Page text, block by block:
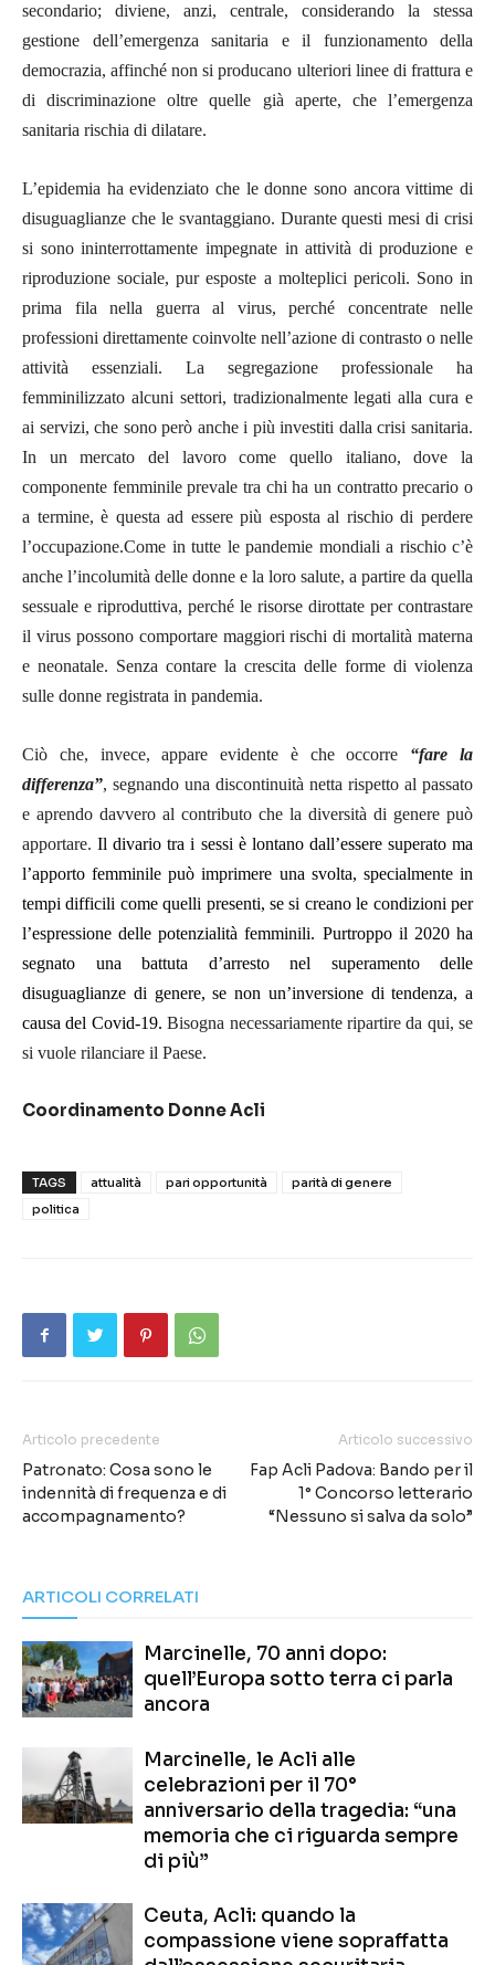
secondario; diviene, anzi, centrale, considerando la stessa
gestione dell’emergenza sanitaria e il funzionamento della
democrazia, affinché non si producano ulteriori linee di frattura e
di discriminazione oltre quelle già aperte, che l’emergenza
sanitaria rischia di dilatare.
L’epidemia ha evidenziato che le donne sono ancora vittime di
disuguaglianze che le svantaggiano. Durante questi mesi di crisi
si sono ininterrottamente impegnate in attività di produzione e
riproduzione sociale, pur esposte a molteplici pericoli. Sono in
prima fila nella guerra al virus, perché concentrate nelle
professioni direttamente coinvolte nell’azione di contrasto o nelle
attività essenziali. La segregazione professionale ha
femminilizzato alcuni settori, tradizionalmente legati alla cura e
ai servizi, che sono però anche i più investiti dalla crisi sanitaria.
In un mercato del lavoro come quello italiano, dove la
componente femminile prevale tra chi ha un contratto precario o
a termine, è questa ad essere più esposta al rischio di perdere
l’occupazione.Come in tutte le pandemie mondiali a rischio c’è
anche l’incolumità delle donne e la loro salute, a partire da quella
sessuale e riproduttiva, perché le risorse dirottate per contrastare
il virus possono comportare maggiori rischi di mortalità materna
e neonatale. Senza contare la crescita delle forme di violenza
sulle donne registrata in pandemia.
Ciò che, invece, appare evidente è che occorre “fare la
differenza”, segnando una discontinuità netta rispetto al passato
e aprendo davvero al contributo che la diversità di genere può
apportare. Il divario tra i sessi è lontano dall’essere superato ma
l’apporto femminile può imprimere una svolta, specialmente in
tempi difficili come quelli presenti, se si creano le condizioni per
l’espressione delle potenzialità femminili. Purtroppo il 2020 ha
segnato una battuta d’arresto nel superamento delle
disuguaglianze di genere, se non un’inversione di tendenza, a
causa del Covid-19. Bisogna necessariamente ripartire da qui, se
si vuole rilanciare il Paese.
Coordinamento Donne Acli
TAGS attualità pari opportunità
parità di genere
politica
Articolo precedente
Patronato: Cosa sono le
indennità di frequenza e di
accompagnamento?
Articolo successivo
Fap Acli Padova: Bando per il
1° Concorso letterario
“Nessuno si salva da solo”
ARTICOLI CORRELATI
Marcinelle, 70 anni dopo:
quell’Europa sotto terra ci parla
ancora
Marcinelle, le Acli alle
celebrazioni per il 70°
anniversario della tragedia: “una
memoria che ci riguarda sempre
di più”
Ceuta, Acli: quando la
compassione viene sopraffatta